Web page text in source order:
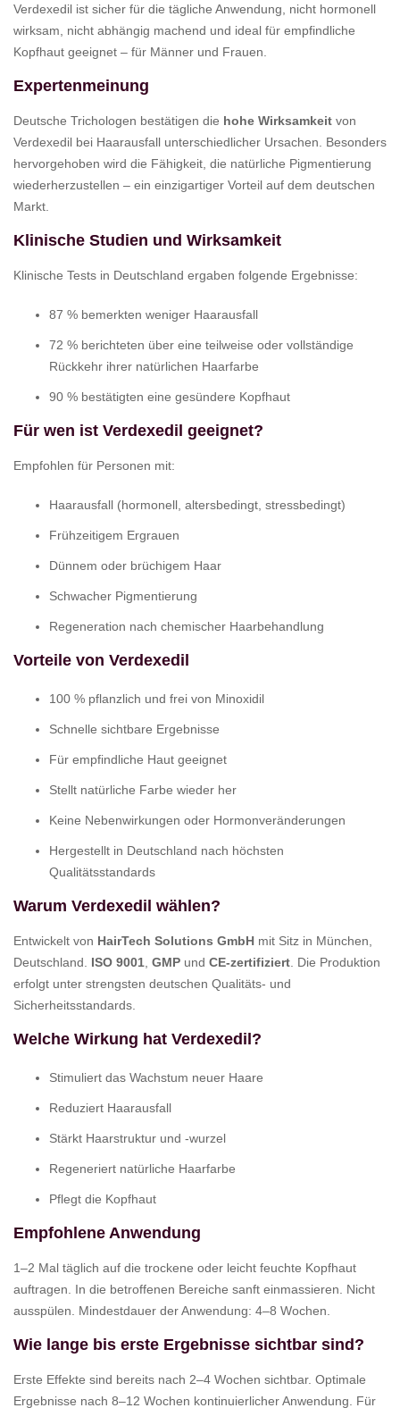
Verdexedil ist sicher für die tägliche Anwendung, nicht hormonell
wirksam, nicht abhängig machend und ideal für empfindliche
Kopfhaut geeignet – für Männer und Frauen.
Expertenmeinung
Deutsche Trichologen bestätigen die hohe Wirksamkeit von
Verdexedil bei Haarausfall unterschiedlicher Ursachen. Besonders
hervorgehoben wird die Fähigkeit, die natürliche Pigmentierung
wiederherzustellen – ein einzigartiger Vorteil auf dem deutschen
Markt.
Klinische Studien und Wirksamkeit
Klinische Tests in Deutschland ergaben folgende Ergebnisse:
87 % bemerkten weniger Haarausfall
72 % berichteten über eine teilweise oder vollständige
Rückkehr ihrer natürlichen Haarfarbe
90 % bestätigten eine gesündere Kopfhaut
Für wen ist Verdexedil geeignet?
Empfohlen für Personen mit:
Haarausfall (hormonell, altersbedingt, stressbedingt)
Frühzeitigem Ergrauen
Dünnem oder brüchigem Haar
Schwacher Pigmentierung
Regeneration nach chemischer Haarbehandlung
Vorteile von Verdexedil
100 % pflanzlich und frei von Minoxidil
Schnelle sichtbare Ergebnisse
Für empfindliche Haut geeignet
Stellt natürliche Farbe wieder her
Keine Nebenwirkungen oder Hormonveränderungen
Hergestellt in Deutschland nach höchsten
Qualitätsstandards
Warum Verdexedil wählen?
Entwickelt von HairTech Solutions GmbH mit Sitz in München,
Deutschland. ISO 9001 GMP und CE-zertifiziert . Die Produktion
erfolgt unter strengsten deutschen Qualitäts- und
Sicherheitsstandards.
Welche Wirkung hat Verdexedil?
Stimuliert das Wachstum neuer Haare
Reduziert Haarausfall
Stärkt Haarstruktur und -wurzel
Regeneriert natürliche Haarfarbe
Pflegt die Kopfhaut
Empfohlene Anwendung
1–2 Mal täglich auf die trockene oder leicht feuchte Kopfhaut
auftragen. In die betroffenen Bereiche sanft einmassieren. Nicht
ausspülen. Mindestdauer der Anwendung: 4–8 Wochen.
Wie lange bis erste Ergebnisse sichtbar sind?
Erste Effekte sind bereits nach 2–4 Wochen sichtbar. Optimale
Ergebnisse nach 8–12 Wochen kontinuierlicher Anwendung. Für